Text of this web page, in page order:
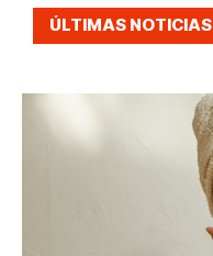
ÚLTIMAS NOTICIAS